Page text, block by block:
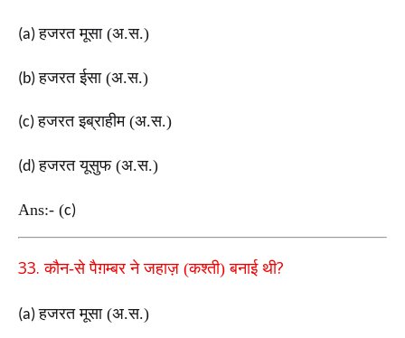
(a)हजरत मूसा (अ.स.)
(b)हजरत ईसा (अ.स.)
(c)हजरत इब्राहीम (अ.स.)
(d)हजरत यूसुफ (अ.स.)
Ans:- (c)
33.कौन-से पैग़म्बर ने जहाज़ (कश्ती) बनाई थी?
(a)हजरत मूसा (अ.स.)